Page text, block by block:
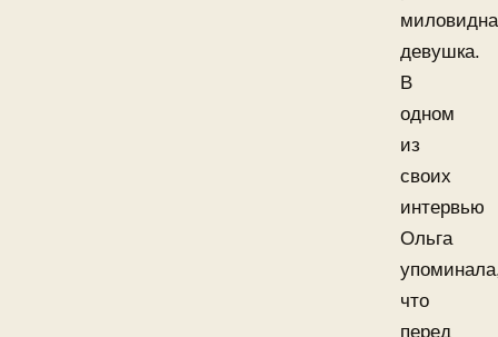
девушка.
В
одном
из
своих
интервью
Ольга
что
перед